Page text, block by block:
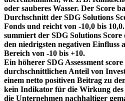
oder sauberes Wasser. Der Score
Durchschnitt der SDG Solutions
Fonds und reicht von -10,0 bis
summiert der SDG Solutions
den niedrigsten negativen Einfluss
Bereich von -10 bis +10.
Ein höherer SDG Assessment
durchschnittlichen Anteil von
einem netto positiven Beitrag zu
kein Indikator für die Wirkung des
die Unternehmen nachhaltiger